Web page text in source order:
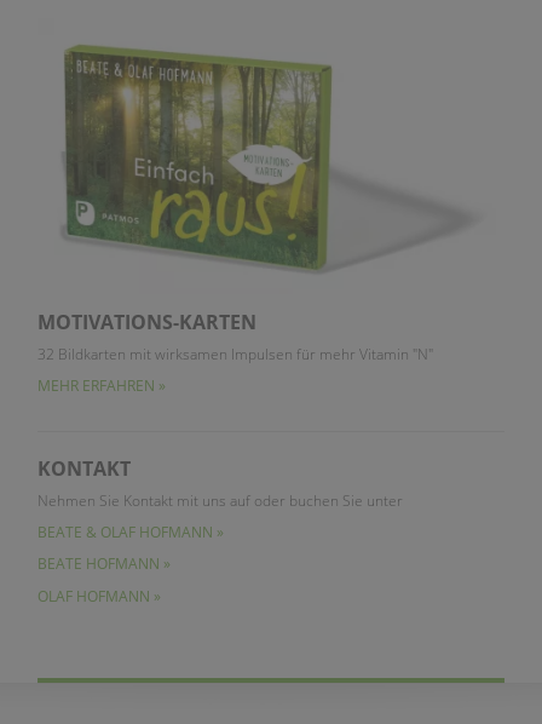
MOTIVATIONS-KARTEN
32 Bildkarten mit wirksamen Impulsen für mehr Vitamin "N"
MEHR ERFAHREN »
KONTAKT
Nehmen Sie Kontakt mit uns auf oder buchen Sie unter
BEATE & OLAF HOFMANN »
BEATE HOFMANN »
OLAF HOFMANN »